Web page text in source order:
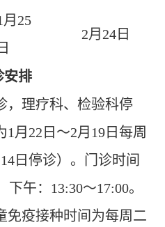
月 25
日
2月 24 日
安排
，理疗科、检验科停
1 月 22 日 ～2月 19 日每周
14 日停诊）。门诊时间
下午： 13:30～17:00。
免疫接种时间为每周二